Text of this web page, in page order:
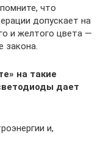
что
допускает на
и желтого цвета —
закона.
на такие
дает
и,